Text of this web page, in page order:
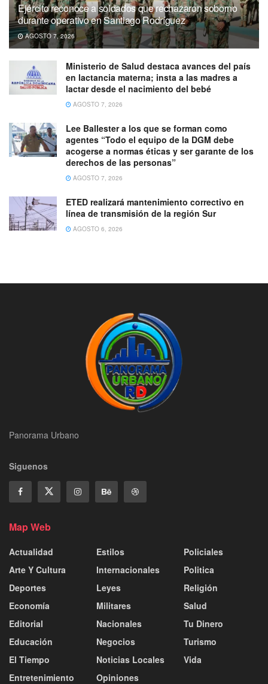
Ejército reconoce a soldados que rechazaron soborno
durante operativo en Santiago Rodríguez
AGOSTO 7, 2026
Ministerio de Salud destaca avances del país
en lactancia materna; insta a las madres a
lactar desde el nacimiento del bebé
AGOSTO 7, 2026
Lee Ballester a los que se forman como
agentes “Todo el equipo de la DGM debe
acogerse a normas éticas y ser garante de los
derechos de las personas”
AGOSTO 7, 2026
ETED realizará mantenimiento correctivo en
línea de transmisión de la región Sur
AGOSTO 6, 2026
Panorama Urbano
Siguenos
Map Web
Actualidad
Arte Y Cultura
Deportes
Economía
Editorial
Educación
El Tiempo
Entretenimiento
Estilos
Internacionales
Leyes
Militares
Nacionales
Negocios
Noticias Locales
Opiniones
Policiales
Politica
Religión
Salud
Tu Dinero
Turismo
Vida